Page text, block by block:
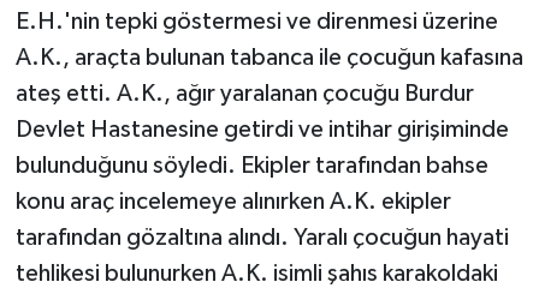
E.H.'nin tepki göstermesi ve direnmesi üzerine
A.K., araçta bulunan tabanca ile çocuğun kafasına
ateş etti. A.K., ağır yaralanan çocuğu Burdur
Devlet Hastanesine getirdi ve intihar girişiminde
bulunduğunu söyledi. Ekipler tarafından bahse
konu araç incelemeye alınırken A.K. ekipler
tarafından gözaltına alındı. Yaralı çocuğun hayati
tehlikesi bulunurken A.K. isimli şahıs karakoldaki